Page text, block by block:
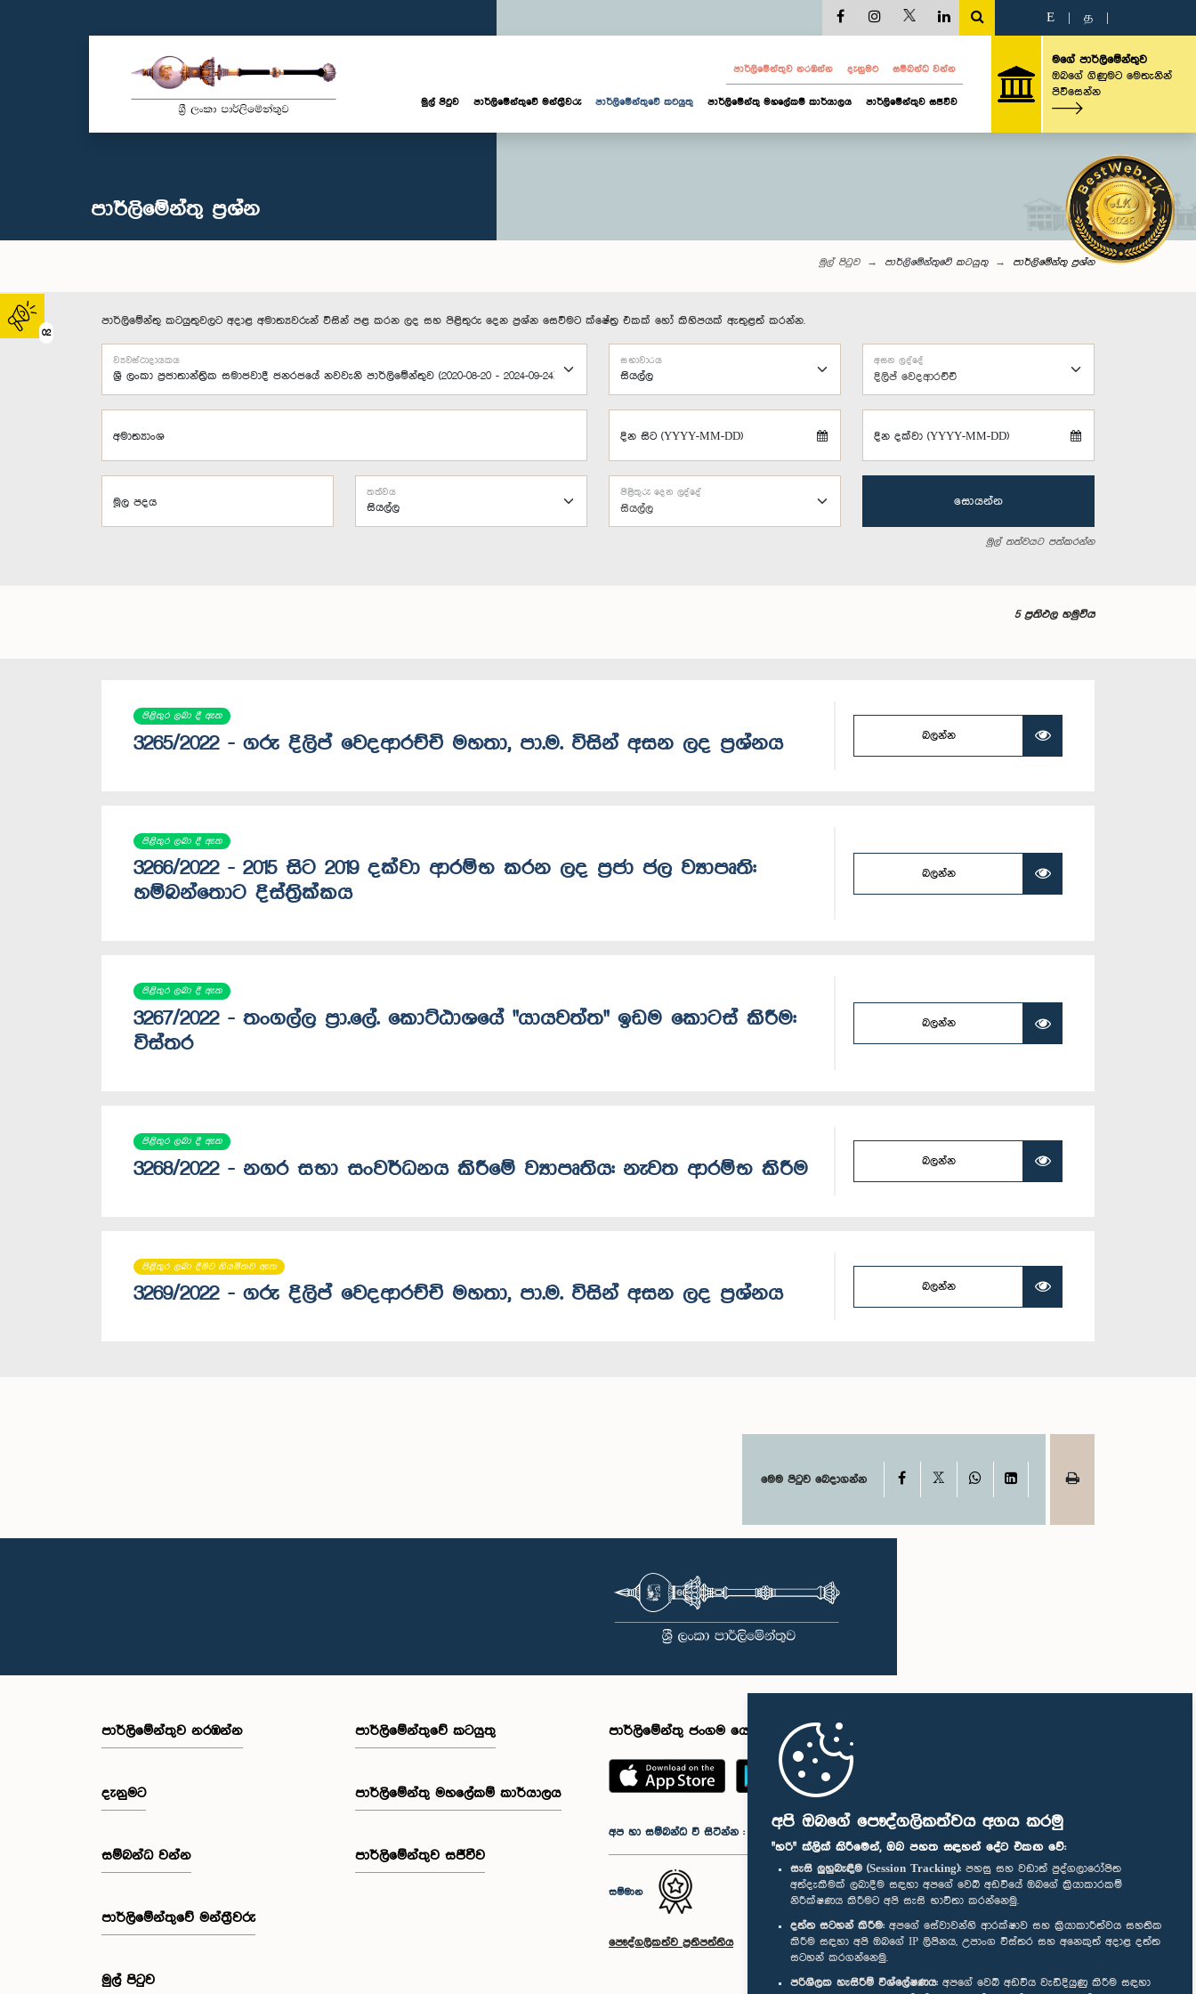
අපි ඔබගේ පෞද්ගලිකත්වය අගය කරමු
"හරි" ක්ලික් කිරීමෙන්, ඔබ පහත සඳහන් දේට එකඟ වේ:
සැසි ලුහුබැඳීම (Session Tracking): පහසු සහ වඩාත් පුද්ගලාරෝපිත
අත්දැකීමක් ලබාදීම සඳහා අපගේ වෙබ් අඩවියේ ඔබගේ ක්‍රියාකාරකම්
නිරීක්ෂණය කිරීමට අපි සැසි භාවිතා කරන්නෙමු.
දත්ත සටහන් කිරීම: අපගේ සේවාවන්හි ආරක්ෂාව සහ ක්‍රියාකාරීත්වය සහතික
කිරීම සඳහා අපි ඔබගේ IP ලිපිනය, උපාංග විස්තර සහ අනෙකුත් අදාළ දත්ත
සටහන් කරගන්නෙමු.
පරිශීලක හැසිරීම් විශ්ලේෂණය: අපගේ වෙබ් අඩවිය වැඩිදියුණු කිරීම සඳහා
02
E த
පාර්ලි‌මේන්තුව නරඹන්න දැනුමට සම්බන්ධ වන්න
මුල් පිටුව පාර්ලි‌මේන්තුවේ මන්ත්‍රීවරු පාර්ලිමේන්තුවේ කටයුතු පාර්ලිමේන්තු මහලේකම් කාර්යාලය පාර්ලිමේන්තුව සජීවීව
මගේ පාර්ලිමේන්තුව
ඔබගේ ගිණුමට මෙතැනින්
පිවිසෙන්න
පාර්ලි‌මේන්තු‌ ප්‍රශ්න
මුල් පිටුව පාර්ලිමේන්තුවේ කටයුතු පාර්ලි‌මේන්තු‌ ප්‍රශ්න
පාර්ලිමේන්තු කටයුතුවලට අදාළ අමාත්‍යවරුන් විසින් පළ කරන ලද සහ පිළිතුරු දෙන ප්‍රශ්න සෙවීමට ක්ෂේත්‍ර එකක් හෝ කිහිපයක් ඇතුළත් කරන්න.
ව්‍යවස්ථාදායකය සභාවාරය
දිලිප් වෙදආරච්චි
අසන ලද්දේ
අමාත්‍යාංශ දින සිට (YYYY-MM-DD) දින දක්වා (YYYY-MM-DD)
මූල පදය
තත්වය
සියල්ල
පිළිතුරු දෙන ලද්දේ
සොයන්න
මුල් තත්වයට පත්කරන්න
5 ප්‍රතිඵල හමුවිය
පිළිතුර ලබා දී ඇත
3265/2022 - ගරු දිලිප් වෙදආරච්චි මහතා, පා.ම. විසින් අසන ලද ප්‍රශ්නය බලන්න
පිළිතුර ලබා දී ඇත
3266/2022 - 2015 සිට 2019 දක්වා ආරම්භ කරන ලද ප්‍රජා ජල ව්‍යාපෘති:
හම්බන්තොට දිස්ත්‍රික්කය
බලන්න
පිළිතුර ලබා දී ඇත
3267/2022 - තංගල්ල ප්‍රා.ලේ. කොට්ඨාශයේ "යායවත්ත" ඉඩම කොටස් කිරීම:
විස්තර
බලන්න
පිළිතුර ලබා දී ඇත
3268/2022 - නගර සභා සංවර්ධනය කිරීමේ ව්‍යාපෘතිය: නැවත ආරම්භ කිරීම බලන්න
පිළිතුර ලබා දීමට නියමිතව ඇත
3269/2022 - ගරු දිලිප් වෙදආරච්චි මහතා, පා.ම. විසින් අසන ලද ප්‍රශ්නය බලන්න
මෙම පිටුව බෙදාගන්න Facebook WhatsAppLinkedIn
පාර්ලි‌මේන්තුව නරඹන්න
දැනුමට
සම්බන්ධ වන්න
පාර්ලි‌මේන්තුවේ මන්ත්‍රීවරු
මුල් පිටුව
පාර්ලිමේන්තුවේ කටයුතු
පාර්ලිමේන්තු මහලේකම් කාර්යාලය
පාර්ලිමේන්තුව සජීවීව
පාර්ලිමේන්තු ජංගම යෙදුම
අප හා සම්බන්ධ වී සිටින්න :
සම්මාන
පෞද්ගලිකත්ව ප්‍රතිපත්තිය